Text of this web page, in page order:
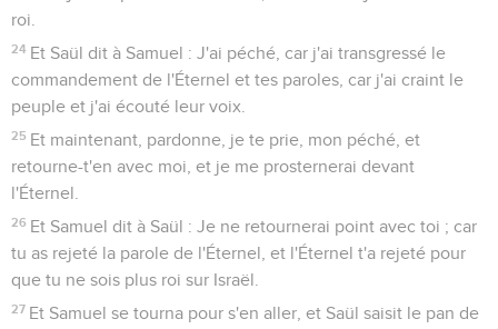
roi.
24 Et Saül dit à Samuel : J'ai péché, car j'ai transgressé le
commandement de l'Éternel et tes paroles, car j'ai craint le
peuple et j'ai écouté leur voix.
25 Et maintenant, pardonne, je te prie, mon péché, et
retourne-t'en avec moi, et je me prosternerai devant
l'Éternel.
26 Et Samuel dit à Saül : Je ne retournerai point avec toi ; car
tu as rejeté la parole de l'Éternel, et l'Éternel t'a rejeté pour
que tu ne sois plus roi sur Israël.
27 Et Samuel se tourna pour s'en aller, et Saül saisit le pan de